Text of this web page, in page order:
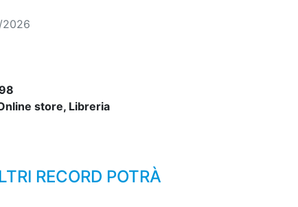
store, Libreria
RECORD POTRÀ